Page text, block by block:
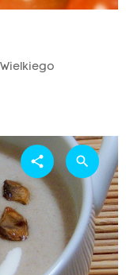
share search